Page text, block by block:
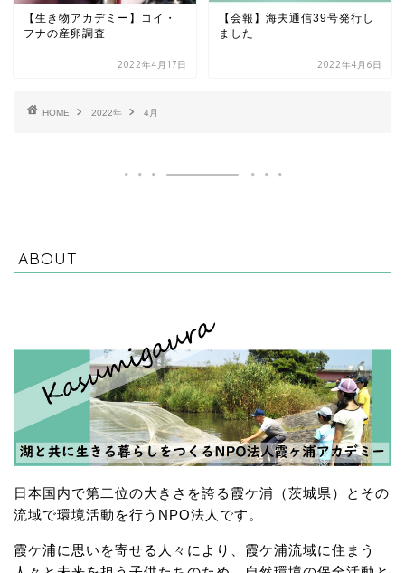
【生き物アカデミー】コイ・
フナの産卵調査
2022年4月17日
【会報】海夫通信39号発行し
ました
2022年4月6日
HOME 2022年 4月
ABOUT
日本国内で第二位の大きさを誇る霞ケ浦（茨城県）とその
流域で環境活動を行うNPO法人です。
霞ケ浦に思いを寄せる人々により、霞ケ浦流域に住まう